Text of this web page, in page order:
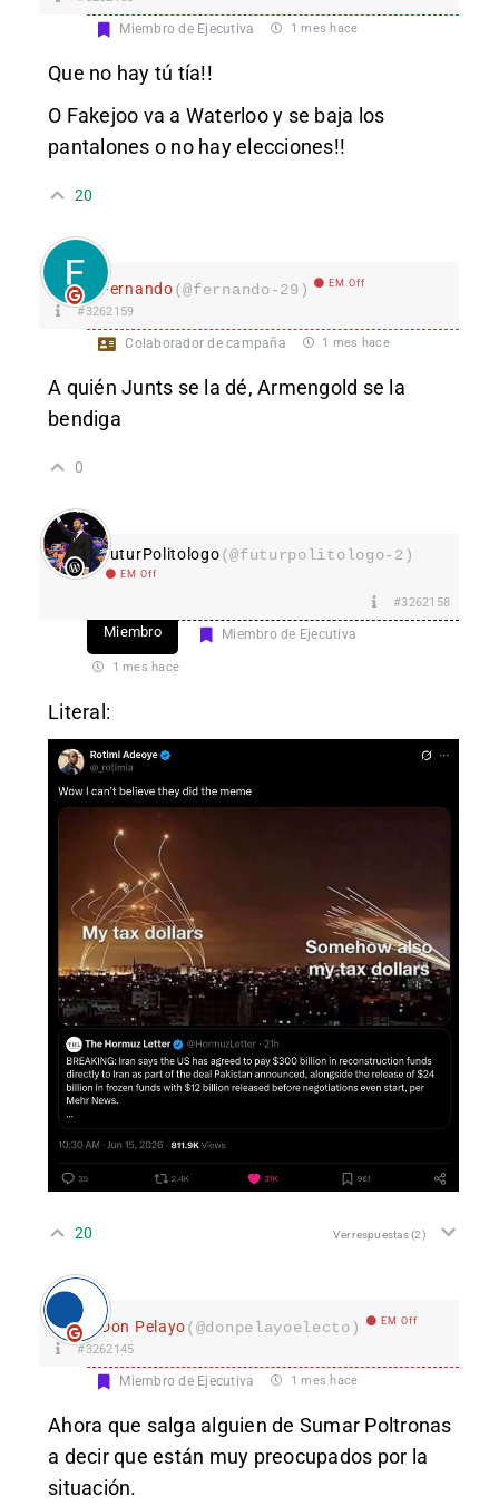
Miembro de Ejecutiva 1 mes hace
Que no hay tú tía!!
O Fakejoo va a Waterloo y se baja los
pantalones o no hay elecciones!!
20
Fernando(@fernando-29) EM Off
#3262159
Colaborador de campaña 1 mes hace
A quién Junts se la dé, Armengold se la
bendiga
0
FuturPolitologo(@futurpolitologo-2)
EM Off
#3262158
Miembro Miembro de Ejecutiva
1 mes hace
Literal:
20 Ver respuestas(2)
Don Pelayo(@donpelayoelecto) EM Off
#3262145
Miembro de Ejecutiva 1 mes hace
Ahora que salga alguien de Sumar Poltronas
a decir que están muy preocupados por la
situación.